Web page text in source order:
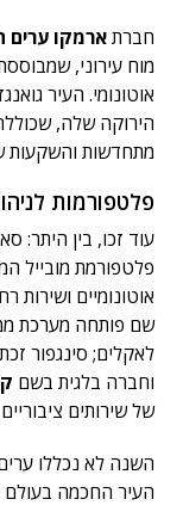
חברתארמקו ערים
מוח עירוני,
אוטונומי. העיר
מתחדשות והשקעות של 210 מיליון
פלטפורמות
עוד זכו, בין היתר:
פלטפורמת מובייל
אוטונומיים ושירות
שם פותחה מערכת
לאקלים; סינגפור
וחברה בלגית בשם
של שירותים ציבוריים
השנה לא נכללו
העיר החכמה בעולם